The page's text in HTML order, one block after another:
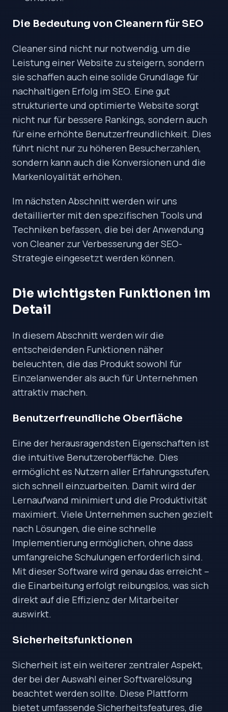
Die Bedeutung von Cleanern für SEO
Cleaner sind nicht nur notwendig, um die
Leistung einer Website zu steigern, sondern
sie schaffen auch eine solide Grundlage für
nachhaltigen Erfolg im SEO. Eine gut
strukturierte und optimierte Website sorgt
nicht nur für bessere Rankings, sondern auch
für eine erhöhte Benutzerfreundlichkeit. Dies
führt nicht nur zu höheren Besucherzahlen,
sondern kann auch die Konversionen und die
Markenloyalität erhöhen.
Im nächsten Abschnitt werden wir uns
detaillierter mit den spezifischen Tools und
Techniken befassen, die bei der Anwendung
von Cleaner zur Verbesserung der SEO-
Strategie eingesetzt werden können.
Die wichtigsten Funktionen im
Detail
In diesem Abschnitt werden wir die
entscheidenden Funktionen näher
beleuchten, die das Produkt sowohl für
Einzelanwender als auch für Unternehmen
attraktiv machen.
Benutzerfreundliche Oberfläche
Eine der herausragendsten Eigenschaften ist
die intuitive Benutzeroberfläche. Dies
ermöglicht es Nutzern aller Erfahrungsstufen,
sich schnell einzuarbeiten. Damit wird der
Lernaufwand minimiert und die Produktivität
maximiert. Viele Unternehmen suchen gezielt
nach Lösungen, die eine schnelle
Implementierung ermöglichen, ohne dass
umfangreiche Schulungen erforderlich sind.
Mit dieser Software wird genau das erreicht –
die Einarbeitung erfolgt reibungslos, was sich
direkt auf die Effizienz der Mitarbeiter
auswirkt.
Sicherheitsfunktionen
Sicherheit ist ein weiterer zentraler Aspekt,
der bei der Auswahl einer Softwarelösung
beachtet werden sollte. Diese Plattform
bietet umfassende Sicherheitsfeatures, die